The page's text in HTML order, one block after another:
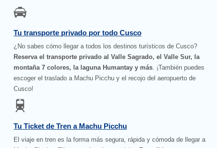
Tu transporte privado por todo Cusco
¿No sabes cómo llegar a todos los destinos turísticos de Cusco?
Reserva el transporte privado al Valle Sagrado, el Valle Sur, la
montaña 7 colores, la laguna Humantay y más. ¡También puedes
escoger el traslado a Machu Picchu y el recojo del aeropuerto de
Cusco!
Tu Ticket de Tren a Machu Picchu
El viaje en tren es la forma más segura, rápida y cómoda de llegar a